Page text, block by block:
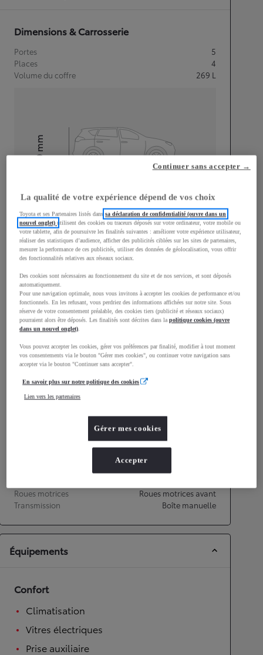
Dimensions & Carrosserie
Portes
5
Places
4
Volume du coffre
269 L
3 700mm
mm
Largeur
1 740 mm
Consommation mixte
Consommation mixte 4,8L/100 km
Émissions CO2
Performances
Roues motrices
Roues motrices avant
Transmission
Boîte manuelle
Équipements
Confort
Climatisation
Vitres électriques
Prise auxiliaire
La qualité de votre expérience dépend de vos choix
Toyota et ses Partenaires listés danssa déclaration de confidentialité (ouvre dans un
nouvel onglet)utilisent des cookies ou traceurs déposés sur votre ordinateur, votre mobile ou
votre tablette, afin de poursuivre les finalités suivantes : améliorer votre expérience utilisateur,
réaliser des statistiques d’audience, afficher des publicités ciblées sur les sites de partenaires,
mesurer la performance de ces publicités, utiliser des données de géolocalisation, vous offrir
des fonctionnalités relatives aux réseaux sociaux.
Des cookies sont nécessaires au fonctionnement du site et de nos services, et sont déposés
automatiquement.
Pour une navigation optimale, nous vous invitons à accepter les cookies de performance et/ou
fonctionnels. En les refusant, vous perdriez des informations affichées sur notre site. Sous
réserve de votre consentement préalable, des cookies tiers (publicité et réseaux sociaux)
pourraient alors être déposés. Les finalités sont décrites dans lapolitique cookies (ouvre
dans un nouvel onglet).
Vous pouvez accepter les cookies, gérer vos préférences par finalité, modifier à tout moment
vos consentements via le bouton "Gérer mes cookies", ou continuer votre navigation sans
accepter via le bouton "Continuer sans accepter".
En savoir plus sur notre politique des cookies
Lien vers les partenaires
Gérer mes cookies
Continuer sans accepter →
Accepter